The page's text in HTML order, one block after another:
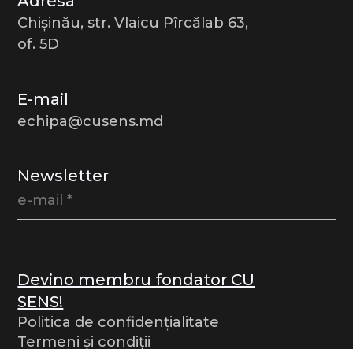
Chișinău, str. Vlaicu Pîrcălab 63,
of. 5D
E-mail
echipa@cusens.md
Newsletter
Devino membru fondator CU
SENS!
Politica de confidențialitate
Termeni și condiții